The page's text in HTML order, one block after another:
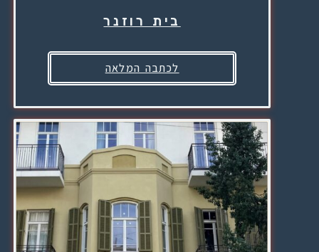
בית רוזנר
לכתבה המלאה